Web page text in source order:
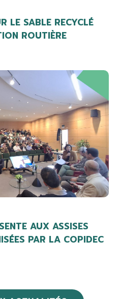
LE SABLE RECYCLÉ
ROUTIÈRE
AUX ASSISES
PAR LA COPIDEC